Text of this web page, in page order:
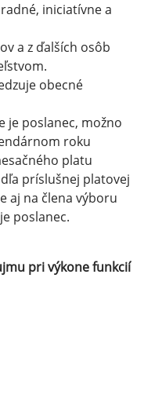
iniciatívne a
a z ďalších osôb
obecné
je poslanec, možno
roku
platu
príslušnej platovej
aj na člena výboru
nie je poslanec.
pri výkone funkcií